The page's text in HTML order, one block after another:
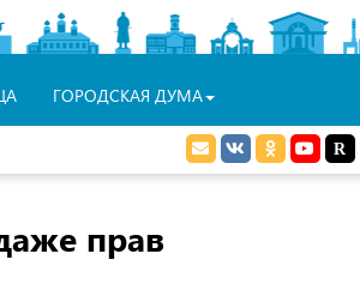
ГОРОДСКАЯ ДУМА
прав